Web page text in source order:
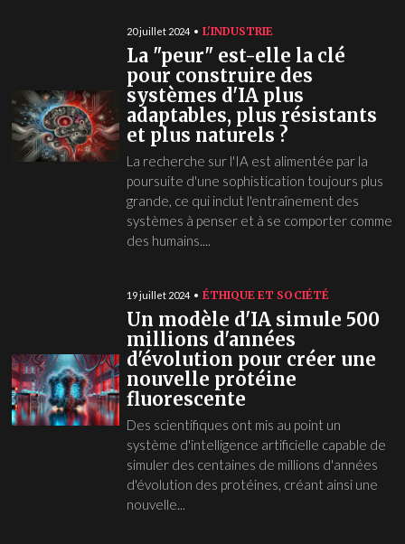
20 juillet 2024 L'INDUSTRIE
La "peur" est-elle la clé
pour construire des
systèmes d'IA plus
adaptables, plus résistants
et plus naturels ?
La recherche sur l'IA est alimentée par la
poursuite d'une sophistication toujours plus
grande, ce qui inclut l'entraînement des
systèmes à penser et à se comporter comme
des humains....
19 juillet 2024 ÉTHIQUE ET SOCIÉTÉ
Un modèle d'IA simule 500
millions d'années
d'évolution pour créer une
nouvelle protéine
fluorescente
Des scientifiques ont mis au point un
système d'intelligence artificielle capable de
simuler des centaines de millions d'années
d'évolution des protéines, créant ainsi une
nouvelle...